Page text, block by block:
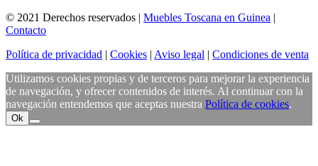
© 2021 Derechos reservados | Muebles Toscana en Guinea |
Contacto
Política de privacidad | Cookies | Aviso legal | Condiciones de venta
Utilizamos cookies propias y de terceros para mejorar la experiencia
de navegación, y ofrecer contenidos de interés. Al continuar con la
navegación entendemos que aceptas nuestra Política de cookies.
Ok